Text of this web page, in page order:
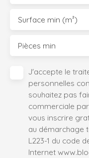
Surface min (m²)
Pièces min
J'accepte le
personnelles
souhaitez pas
commerciale
vous inscrire
au démarchage
L223-1 du code
Internet